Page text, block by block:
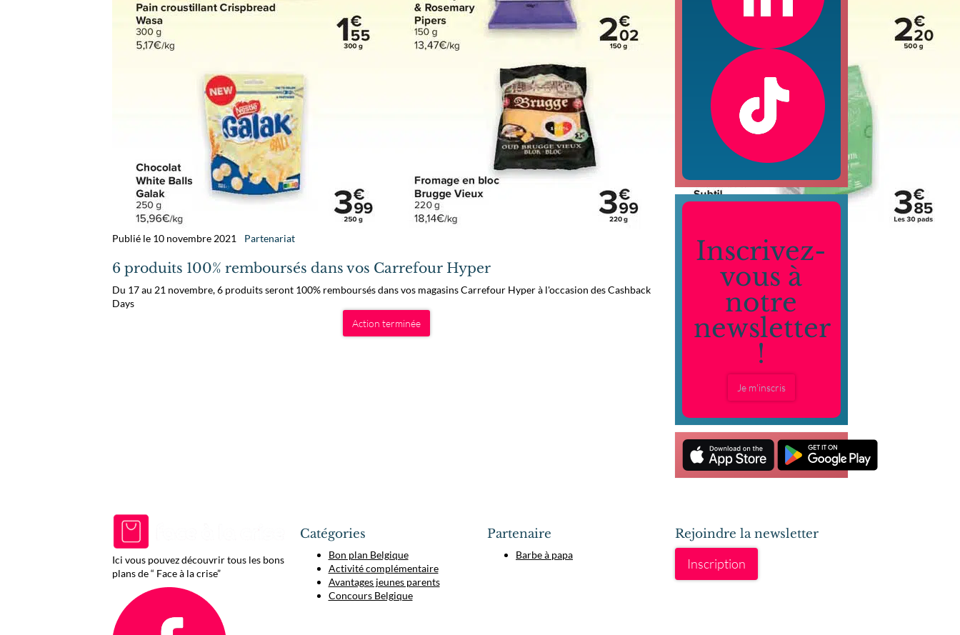
Publié le 10 novembre 2021 Partenariat
6 produits 100% remboursés dans vos Carrefour Hyper
Du 17 au 21 novembre, 6 produits seront 100% remboursés dans vos magasins Carrefour Hyper à l'occasion des Cashback
Days
Action terminée
Inscrivez-
vous à
notre
newsletter
!
Je m'inscris
Ici vous pouvez découvrir tous les bons
plans de “ Face à la crise”
Catégories
Bon plan Belgique
Activité complémentaire
Avantages jeunes parents
Concours Belgique
Partenaire
Barbe à papa
Rejoindre la newsletter
Inscription